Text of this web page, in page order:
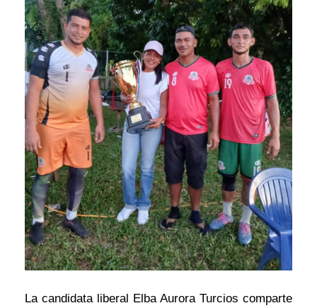
La candidata liberal Elba Aurora Turcios comparte